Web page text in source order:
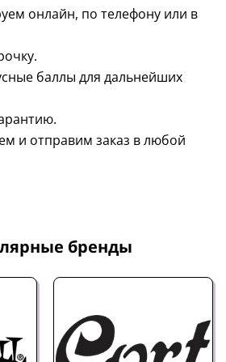
онлайн, по телефону или в
баллы для дальнейших
и отправим заказ в любой
бренды